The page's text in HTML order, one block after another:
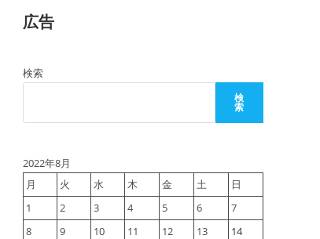
広告
検索
検
索
2022年8月
月
火 水 木 金 土
日
1
2 3 4 5 6
7
8
9 10 11 12 13
14